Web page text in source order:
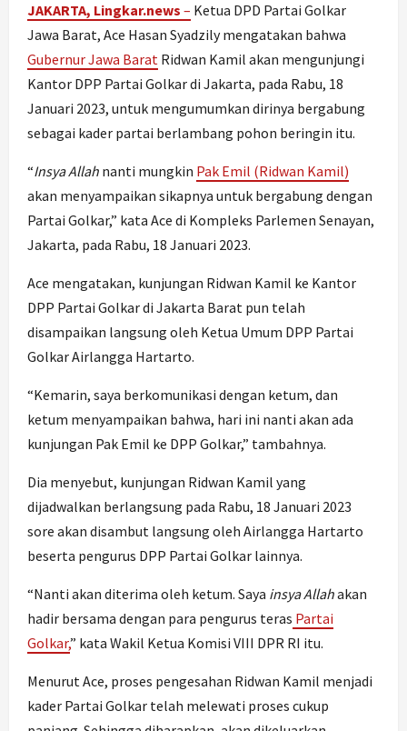
JAKARTA, Lingkar.news – Ketua DPD Partai Golkar
Jawa Barat, Ace Hasan Syadzily mengatakan bahwa
Gubernur Jawa Barat Ridwan Kamil akan mengunjungi
Kantor DPP Partai Golkar di Jakarta, pada Rabu, 18
Januari 2023, untuk mengumumkan dirinya bergabung
sebagai kader partai berlambang pohon beringin itu.
“Insya Allah nanti mungkin Pak Emil (Ridwan Kamil)
akan menyampaikan sikapnya untuk bergabung dengan
Partai Golkar,” kata Ace di Kompleks Parlemen Senayan,
Jakarta, pada Rabu, 18 Januari 2023.
Ace mengatakan, kunjungan Ridwan Kamil ke Kantor
DPP Partai Golkar di Jakarta Barat pun telah
disampaikan langsung oleh Ketua Umum DPP Partai
Golkar Airlangga Hartarto.
“Kemarin, saya berkomunikasi dengan ketum, dan
ketum menyampaikan bahwa, hari ini nanti akan ada
kunjungan Pak Emil ke DPP Golkar,” tambahnya.
Dia menyebut, kunjungan Ridwan Kamil yang
dijadwalkan berlangsung pada Rabu, 18 Januari 2023
sore akan disambut langsung oleh Airlangga Hartarto
beserta pengurus DPP Partai Golkar lainnya.
“Nanti akan diterima oleh ketum. Saya insya Allahakan
hadir bersama dengan para pengurus teras Partai
Golkar,” kata Wakil Ketua Komisi VIII DPR RI itu.
Menurut Ace, proses pengesahan Ridwan Kamil menjadi
kader Partai Golkar telah melewati proses cukup